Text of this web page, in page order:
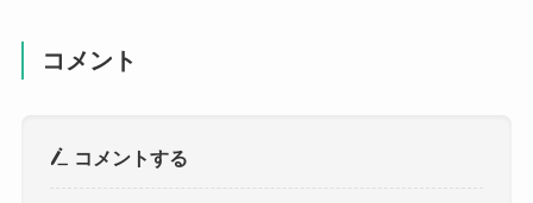
コメント
コメントする